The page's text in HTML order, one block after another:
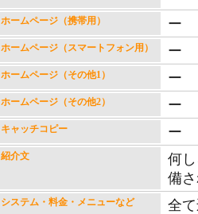
ホームページ（携帯用） ー
ホームページ（スマートフォン用） ー
ホームページ（その他1） ー
ホームページ（その他2） ー
キャッチコピー ー
紹介文
何
備
システム・料金・メニューなど
全